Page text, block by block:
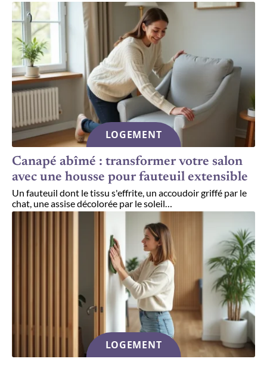
LOGEMENT
Canapé abîmé : transformer votre salon
avec une housse pour fauteuil extensible
Un fauteuil dont le tissu s'effrite, un accoudoir griffé par le
chat, une assise décolorée par le soleil…
LOGEMENT